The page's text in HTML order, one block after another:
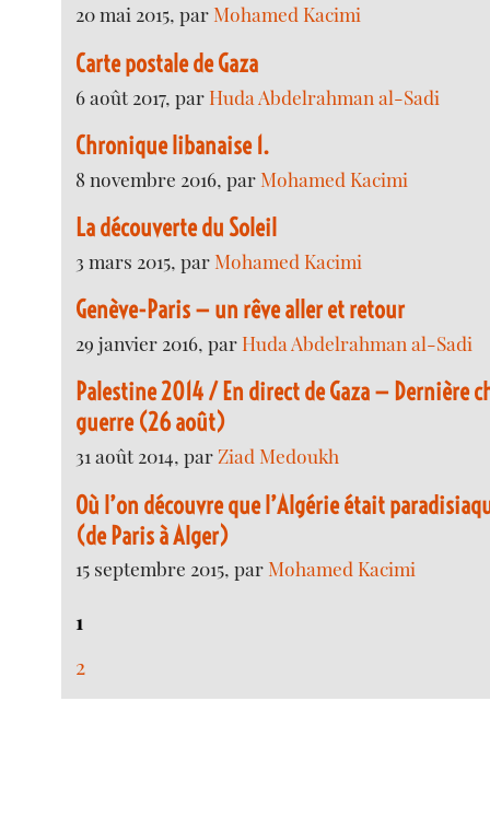
20 mai 2015, parMohamed Kacimi
Carte postale de Gaza
6 août 2017, parHuda Abdelrahman al-Sadi
Chronique libanaise 1.
8 novembre 2016, parMohamed Kacimi
La découverte du Soleil
3 mars 2015, parMohamed Kacimi
Genève-Paris — un rêve aller et retour
29 janvier 2016, parHuda Abdelrahman al-Sadi
Palestine 2014 / En direct de Gaza — Dernière
guerre (26 août)
31 août 2014, par Ziad Medoukh
Où l’on découvre que l’Algérie était
(de Paris à Alger)
15 septembre 2015, parMohamed Kacimi
1
2